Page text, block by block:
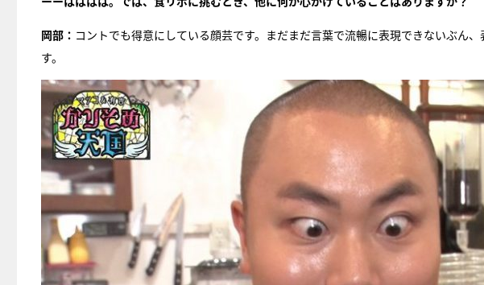
岡部： コントでも得意にしている顔芸です。まだまだ言葉で流暢に表現できないぶん
す。